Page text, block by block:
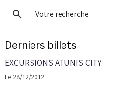
Derniers billets
EXCURSIONS ATUNIS CITY
Le 28/12/2012